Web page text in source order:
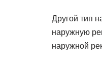
Другой тип
наружную
наружной